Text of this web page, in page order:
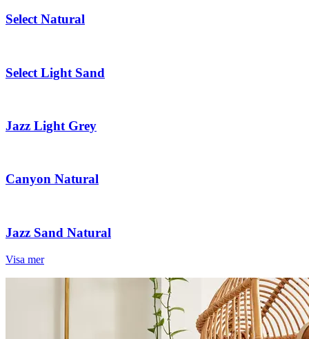
Select Natural
Select Light Sand
Jazz Light Grey
Canyon Natural
Jazz Sand Natural
Visa mer